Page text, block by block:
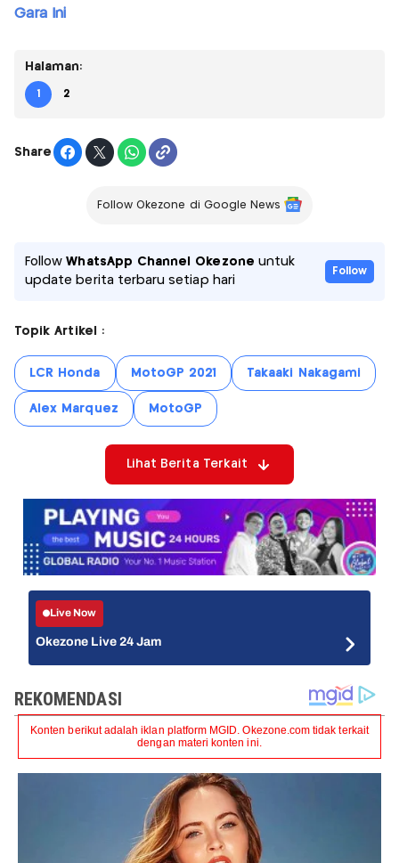
Gara Ini
Halaman:
1 2
Share
Follow Okezone di Google News
FollowWhatsApp Channel Okezone untuk
update berita terbaru setiap hari
Follow
Topik Artikel :
LCR Honda MotoGP 2021 Takaaki Nakagami
Alex Marquez MotoGP
Lihat Berita Terkait
Live Now
Okezone Live 24 Jam